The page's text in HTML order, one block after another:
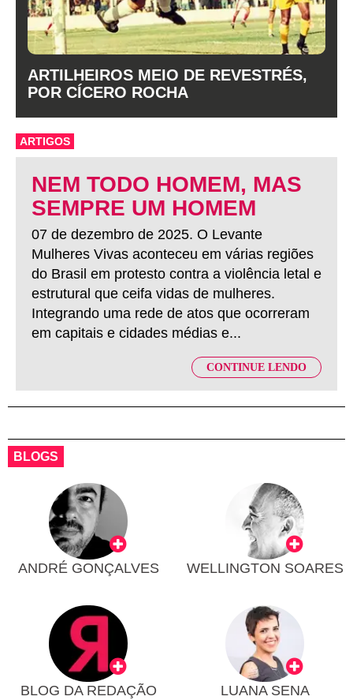
ARTILHEIROS MEIO DE REVESTRÉS,
POR CÍCERO ROCHA
ARTIGOS
NEM TODO HOMEM, MAS
SEMPRE UM HOMEM
07 de dezembro de 2025. O Levante
Mulheres Vivas aconteceu em várias regiões
do Brasil em protesto contra a violência letal e
estrutural que ceifa vidas de mulheres.
Integrando uma rede de atos que ocorreram
em capitais e cidades médias e...
CONTINUE LENDO
BLOGS
ANDRÉ GONÇALVES WELLINGTON SOARES
BLOG DA REDAÇÃO LUANA SENA